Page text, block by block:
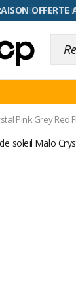
FACILITÉ, 100
Pink Grey Red